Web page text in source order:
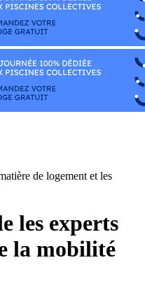
de logement et les
les experts
la mobilité